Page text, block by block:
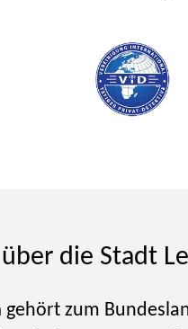
die Stadt
gehört zum